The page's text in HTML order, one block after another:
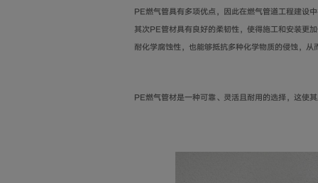
PE燃气管具有多项优点，因此在燃气管道工程建设
其次PE管材具有良好的柔韧性，使得施工和安装更
耐化学腐蚀性，也能够抵抗多种化学物质的侵蚀，从
PE燃气管材是一种可靠、灵活且耐用的选择，这使